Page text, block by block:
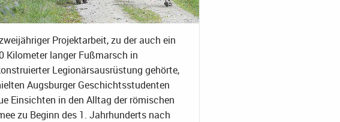
Projektarbeit, zu der auch ein
Kilometer langer Fußmarsch in
Legionärsausrüstung gehörte,
Augsburger Geschichtsstudenten
Einsichten in den Alltag der römischen
zu Beginn des 1. Jahrhunderts nach